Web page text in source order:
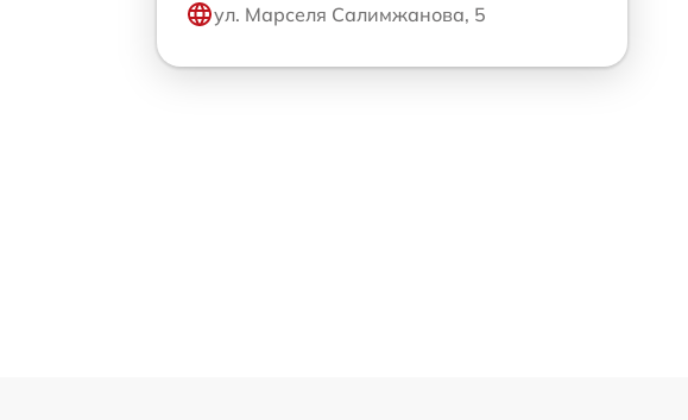
ул. Марселя Салимжанова, 5